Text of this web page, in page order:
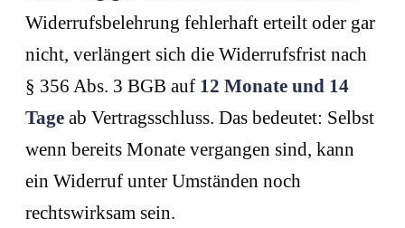
Widerrufsbelehrung fehlerhaft erteilt oder gar
nicht, verlängert sich die Widerrufsfrist nach
§ 356 Abs. 3 BGB auf 12 Monate und 14
Tage ab Vertragsschluss. Das bedeutet: Selbst
wenn bereits Monate vergangen sind, kann
ein Widerruf unter Umständen noch
rechtswirksam sein.